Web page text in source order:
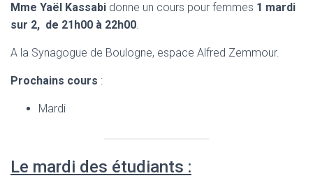
Mme Yaël Kassabi donne un cours pour femmes 1 mardi
sur 2, de 21h00 à 22h00.
A la Synagogue de Boulogne, espace Alfred Zemmour.
Prochains cours :
Mardi
Le mardi des étudiants :